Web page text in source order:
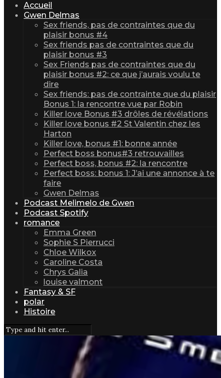
Accueil
Gwen Delmas
Sex friends, pas de contraintes que du
plaisir bonus #4
Sex friends pas de contraintes que du
plaisir bonus #3
Sex Friends pas de contraintes que du
plaisir bonus #2: ce que j’aurais voulu te
dire
Sex friends: pas de contrainte que du plaisir
Bonus 1: la rencontre vue par Robin
Killer love Bonus #3 drôles de révélations
Killer love bonus #2 St Valentin chez les
Harton
Killer love, bonus #1: bonne année
Perfect boss bonus#3 retrouvailles
Perfect boss, bonus #2: la rencontre
Perfect boss: bonus 1: J’ai une annonce à te
faire
Gwen Delmas
Podcast Melimelo de Gwen
Podcast Spotify
romance
Emma Green
Sophie S Pierrucci
Chloe Wilkox
Caroline Costa
Chrys Galia
louise valmont
Fantasy & SF
polar
Histoire